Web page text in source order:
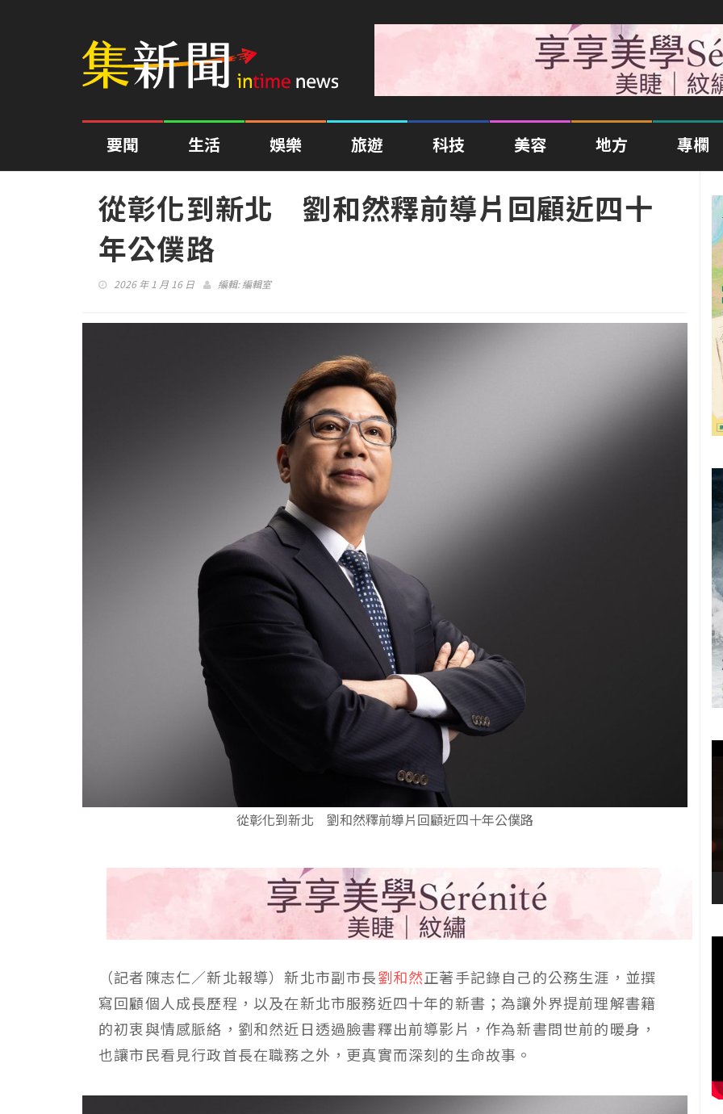
要聞 生活 娛樂 旅遊 科技 美容 地方 專欄
從彰化到新北 劉和然釋前導片回顧近四十
年公僕路
2026 年 1 月 16 日 編輯:編輯室
從彰化到新北 劉和然釋前導片回顧近四十年公僕路
（記者陳志仁／新北報導）新北市副市長劉和然正著手記錄自己的公務生涯，並撰
寫回顧個人成長歷程，以及在新北市服務近四十年的新書；為讓外界提前理解書籍
的初衷與情感脈絡，劉和然近日透過臉書釋出前導影片，作為新書問世前的暖身，
也讓市民看見行政首長在職務之外，更真實而深刻的生命故事。